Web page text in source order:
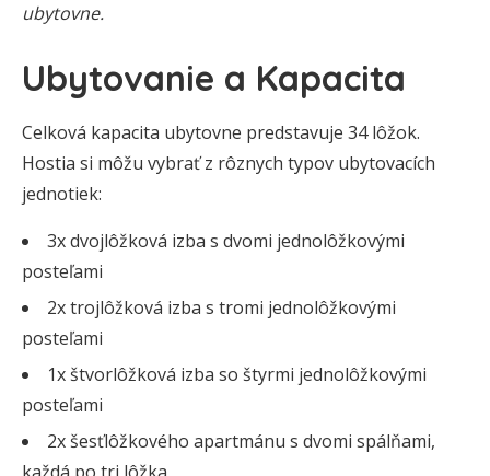
ubytovne.
Ubytovanie a Kapacita
Celková kapacita ubytovne predstavuje 34 lôžok.
Hostia si môžu vybrať z rôznych typov ubytovacích
jednotiek:
3x dvojlôžková izba s dvomi jednolôžkovými
posteľami
2x trojlôžková izba s tromi jednolôžkovými
posteľami
1x štvorlôžková izba so štyrmi jednolôžkovými
posteľami
2x šesťlôžkového apartmánu s dvomi spálňami,